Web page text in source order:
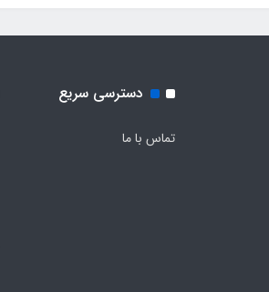
دسترسی سریع
تماس با ما